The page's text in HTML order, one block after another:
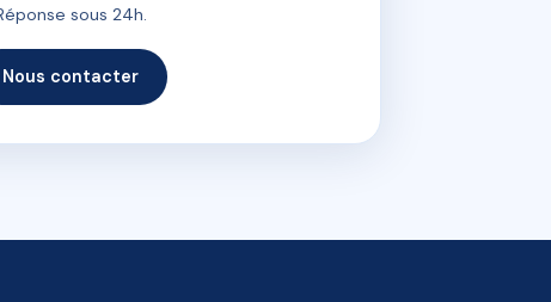
sous 24h.
Nous contacter